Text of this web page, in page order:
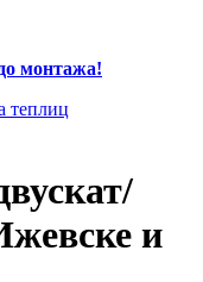
монтажа!
теплиц
и